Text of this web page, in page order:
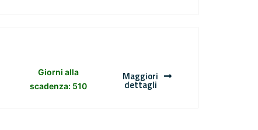
Giorni alla
scadenza: 510
Maggiori
dettagli